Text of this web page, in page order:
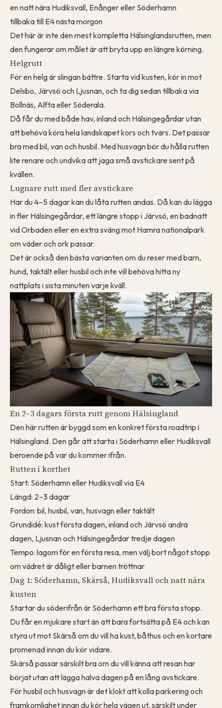
en natt nära Hudiksvall, Enånger eller Söderhamn
tillbaka till E4 nästa morgon
Det här är inte den mest kompletta Hälsinglandsrutten, men
den fungerar om målet är att bryta upp en längre körning.
Helgrutt
För en helg är slingan bättre. Starta vid kusten, kör in mot
Delsbo, Järvsö och Ljusnan, och ta dig sedan tillbaka via
Bollnäs, Alfta eller Söderala.
Då får du med både hav, inland och Hälsingegårdar utan
att behöva köra hela landskapet kors och tvärs. Det passar
bra med bil, van och husbil. Med husvagn bör du hålla rutten
lite renare och undvika att jaga små avstickare sent på
kvällen.
Lugnare rutt med fler avstickare
Har du 4–5 dagar kan du låta rutten andas. Då kan du lägga
in fler Hälsingegårdar, ett längre stopp i Järvsö, en badnatt
vid Orbaden eller en extra sväng mot Hamra nationalpark
om väder och ork passar.
Det är också den bästa varianten om du reser med barn,
hund, taktält eller husbil och inte vill behöva hitta ny
nattplats i sista minuten varje kväll.
En 2–3 dagars första rutt genom Hälsingland
Den här rutten är byggd som en konkret första roadtrip i
Hälsingland. Den går att starta i Söderhamn eller Hudiksvall
beroende på var du kommer ifrån.
Rutten i korthet
Start: Söderhamn eller Hudiksvall via E4
Längd: 2–3 dagar
Fordon: bil, husbil, van, husvagn eller taktält
Grundidé: kust första dagen, inland och Järvsö andra
dagen, Ljusnan och Hälsingegårdar tredje dagen
Tempo: lagom för en första resa, men välj bort något stopp
om vädret är dåligt eller barnen tröttnar
Dag 1: Söderhamn, Skärså, Hudiksvall och natt nära
kusten
Startar du söderifrån är Söderhamn ett bra första stopp.
Du får en mjukare start än att bara fortsätta på E4 och kan
styra ut mot Skärså om du vill ha kust, båthus och en kortare
promenad innan du kör vidare.
Skärså passar särskilt bra om du vill känna att resan har
börjat utan att lägga halva dagen på en lång avstickare.
För husbil och husvagn är det klokt att kolla parkering och
framkomlighet innan du kör hela vägen ut, särskilt under